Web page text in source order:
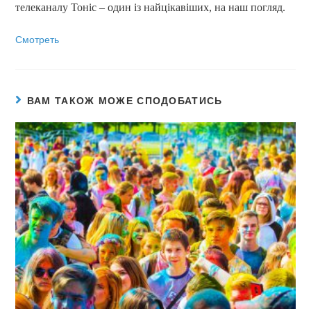
телеканалу Тоніс – один із найцікавіших, на наш погляд.
Смотреть
ВАМ ТАКОЖ МОЖЕ СПОДОБАТИСЬ